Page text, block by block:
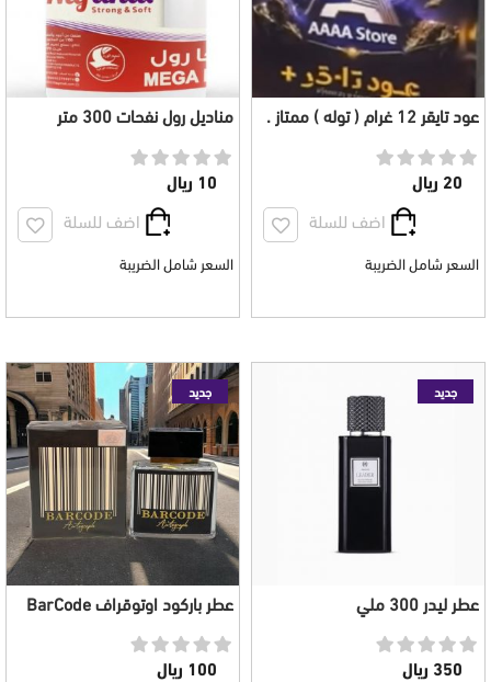
عود تايقر 12 غرام ( توله ) ممتاز .
20 ريال
اضف للسلة
السعر شامل الضريبة
مناديل رول نفحات 300 متر
10 ريال
اضف للسلة
السعر شامل الضريبة
جديد
عطر ليدر 300 ملي
350 ريال
جديد
عطر باركود اوتوقراف BarCode
100 ريال